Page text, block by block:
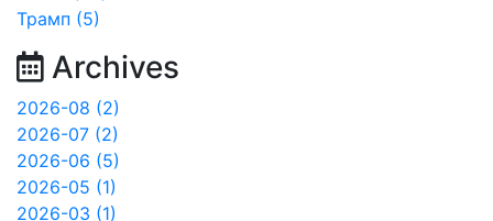
Трамп (5)
Archives
2026-08 (2)
2026-07 (2)
2026-06 (5)
2026-05 (1)
2026-03 (1)